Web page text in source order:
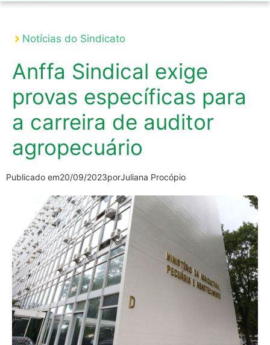
Notícias do Sindicato
Anffa Sindical exige
provas específicas para
a carreira de auditor
agropecuário
Publicado em20/09/2023porJuliana Procópio